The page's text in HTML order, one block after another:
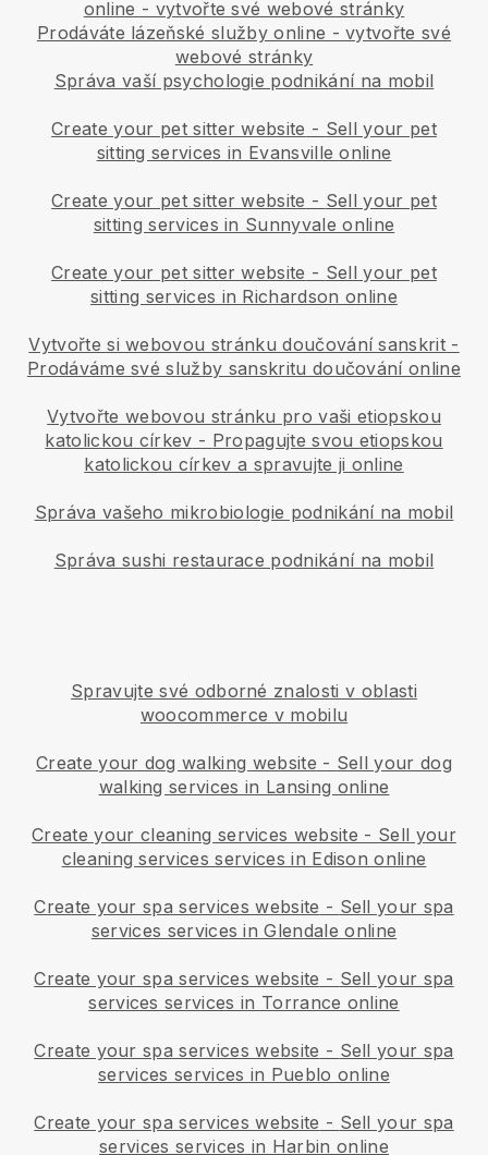
online - vytvořte své webové stránky
Prodáváte lázeňské služby online - vytvořte své
webové stránky
Správa vaší psychologie podnikání na mobil
Create your pet sitter website - Sell your pet
sitting services in Evansville online
Create your pet sitter website - Sell your pet
sitting services in Sunnyvale online
Create your pet sitter website - Sell your pet
sitting services in Richardson online
Vytvořte si webovou stránku doučování sanskrit -
Prodáváme své služby sanskritu doučování online
Vytvořte webovou stránku pro vaši etiopskou
katolickou církev - Propagujte svou etiopskou
katolickou církev a spravujte ji online
Správa vašeho mikrobiologie podnikání na mobil
Správa sushi restaurace podnikání na mobil
Spravujte své odborné znalosti v oblasti
woocommerce v mobilu
Create your dog walking website - Sell your dog
walking services in Lansing online
Create your cleaning services website - Sell your
cleaning services services in Edison online
Create your spa services website - Sell your spa
services services in Glendale online
Create your spa services website - Sell your spa
services services in Torrance online
Create your spa services website - Sell your spa
services services in Pueblo online
Create your spa services website - Sell your spa
services services in Harbin online